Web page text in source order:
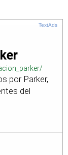
TextAds
por Parker,
del